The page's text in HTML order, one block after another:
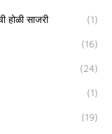
होळी साजरी (1)
(16)
(24)
(1)
(19)